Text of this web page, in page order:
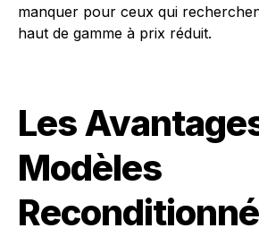
manquer pour ceux qui
haut de gamme à prix réduit.
Les
Modèles